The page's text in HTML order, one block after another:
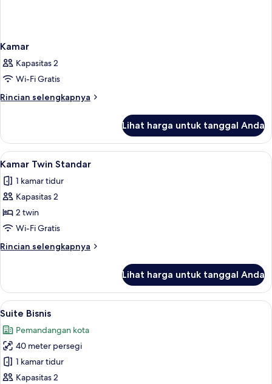
Kamar
Kapasitas 2
Wi-Fi Gratis
Rincian selengkapnya
Rincian
Kamar
Lihat harga untuk tanggal Anda
Lihat
semua
foto
untuk
Kamar
Twin
Standar
Seprai premium, selimut bulu angsa,
4
Kamar Twin Standar
1 kamar tidur
Kapasitas 2
2 twin
Wi-Fi Gratis
Rincian selengkapnya
Rincian
Kamar
Twin
Standar
Lihat harga untuk tanggal Anda
Lihat
semua
foto
untuk
Suite
Bisnis
Suite Bisnis | Seprai premium,
5
Suite Bisnis
Pemandangan kota
40 meter persegi
1 kamar tidur
Kapasitas 2